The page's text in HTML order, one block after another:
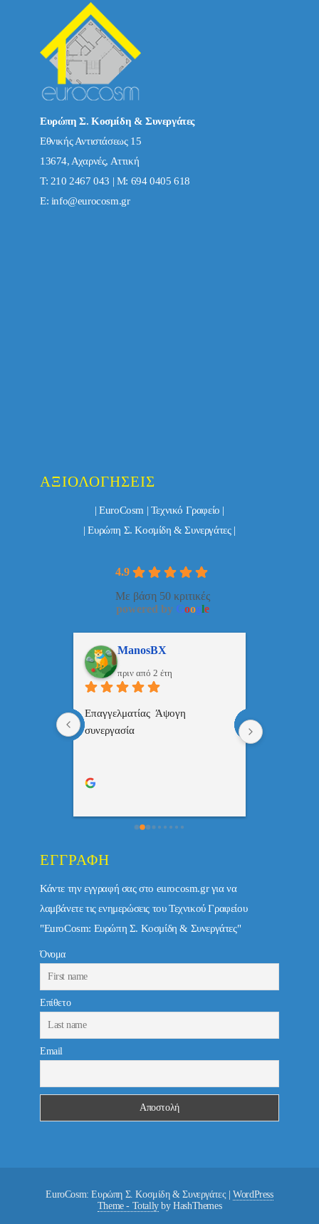
Ευρώπη Σ. Κοσμίδη & Συνεργάτες
Εθνικής Αντιστάσεως 15
13674, Αχαρνές, Αττική
Τ: 210 2467 043 | Μ: 694 0405 618
E: info@eurocosm.gr
ΑΞΙΟΛΟΓΉΣΕΙΣ
| EuroCosm | Τεχνικό Γραφείο |
| Ευρώπη Σ. Κοσμίδη & Συνεργάτες |
4.9
Με βάση 50 κριτικές
powered by Google
ManosBX
πριν από 2 έτη
Επαγγελματίας  Άψογη
συνεργασία
ΕΓΓΡΑΦΉ
Κάντε την εγγραφή σας στο eurocosm.gr για να
λαμβάνετε τις ενημερώσεις του Τεχνικού Γραφείου
"EuroCosm: Ευρώπη Σ. Κοσμίδη & Συνεργάτες"
Όνομα
Επίθετο
Email
EuroCosm: Ευρώπη Σ. Κοσμίδη & Συνεργάτες |WordPress
Theme - Totallyby HashThemes